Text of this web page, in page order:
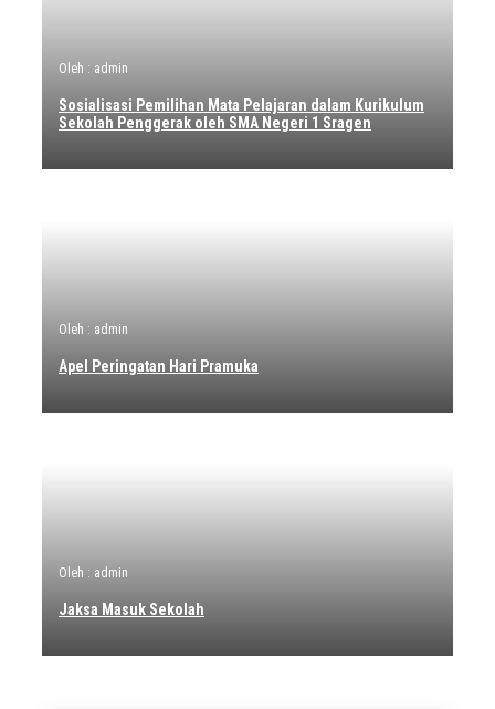
Oleh : admin
Sosialisasi Pemilihan Mata Pelajaran dalam Kurikulum
Sekolah Penggerak oleh SMA Negeri 1 Sragen
Oleh : admin
Apel Peringatan Hari Pramuka
Oleh : admin
Jaksa Masuk Sekolah